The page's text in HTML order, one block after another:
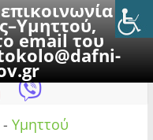
με
email του
2026
- Υμηττού